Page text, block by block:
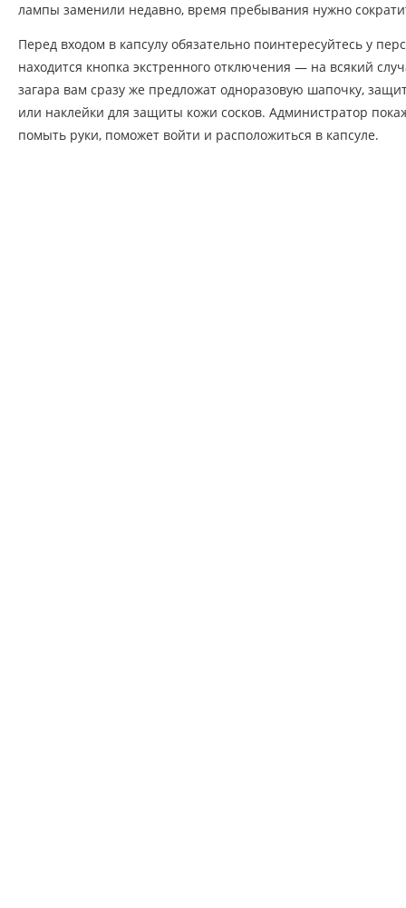
лампы заменили недавно, время пребывания нужно
Перед входом в капсулу обязательно поинтересуйтесь у
находится кнопка экстренного отключения — на всякий
загара вам сразу же предложат одноразовую шапочку,
или наклейки для защиты кожи сосков. Администратор
помыть руки, поможет войти и расположиться в капсуле.